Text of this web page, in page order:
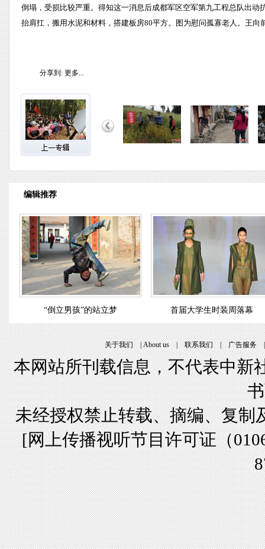
倒塌，受损比较严重。得知这一消息后成都军区空军第九工程总队出
抬肩扛，搬用水泥和材料，搭建板房80平方。图为慰问孤寡老人。王向
分享到: 更多...
编辑推荐
“倒立男孩”的站立梦 首届大学生时装周落幕
关于我们|About us|联系我们|广告服务
本网站所刊载信息，不代表中新
未经授权禁止转载、摘编、复制
[网上传播视听节目许可证（